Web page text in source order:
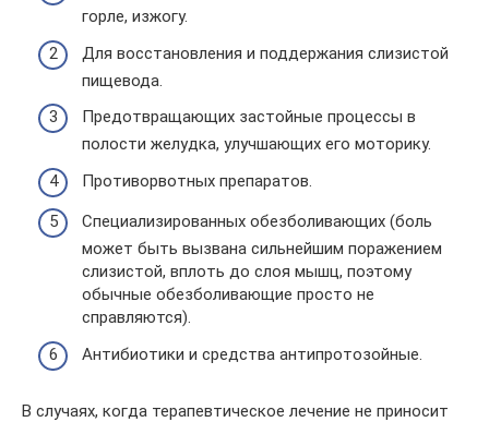
горле, изжогу.
Для восстановления и поддержания слизистой
пищевода.
Предотвращающих застойные процессы в
полости желудка, улучшающих его моторику.
Противорвотных препаратов.
Специализированных обезболивающих (боль
может быть вызвана сильнейшим поражением
слизистой, вплоть до слоя мышц, поэтому
обычные обезболивающие просто не
справляются).
Антибиотики и средства антипротозойные.
В случаях, когда терапевтическое лечение не приносит